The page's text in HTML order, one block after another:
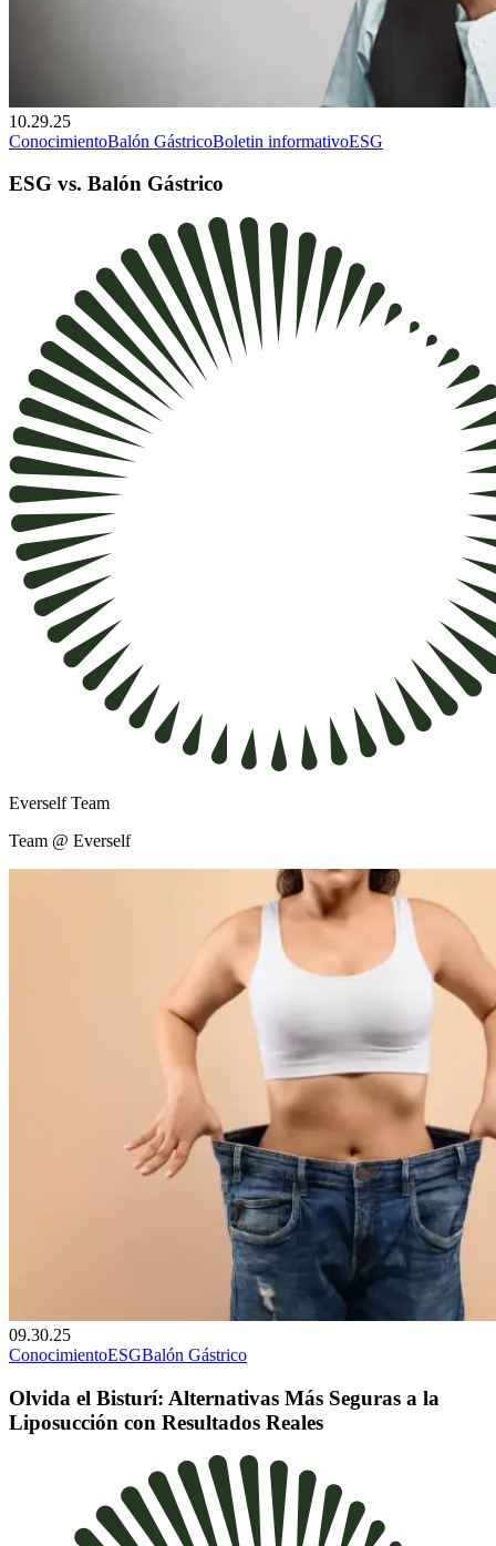
10.29.25
ConocimientoBalón GástricoBoletin informativoESG
ESG vs. Balón Gástrico
Everself Team
Team @ Everself
09.30.25
ConocimientoESGBalón Gástrico
Olvida el Bisturí: Alternativas Más Seguras a la
Liposucción con Resultados Reales